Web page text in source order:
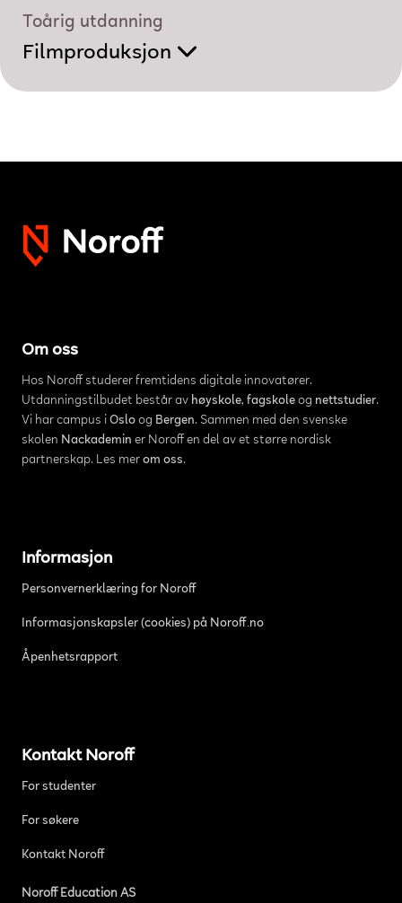
Toårig utdanning
Filmproduksjon
Om oss
Hos Noroff studerer fremtidens digitale innovatører.
Utdanningstilbudet består av høyskole, fagskoleog nettstudier.
Vi har campus i Osloog Bergen. Sammen med den svenske
skolen Nackademin er Noroff en del av et større nordisk
partnerskap. Les mer om oss.
Informasjon
Personvernerklæring for Noroff
Informasjonskapsler (cookies) på Noroff.no
Åpenhetsrapport
Kontakt Noroff
For studenter
For søkere
Kontakt Noroff
Noroff Education AS